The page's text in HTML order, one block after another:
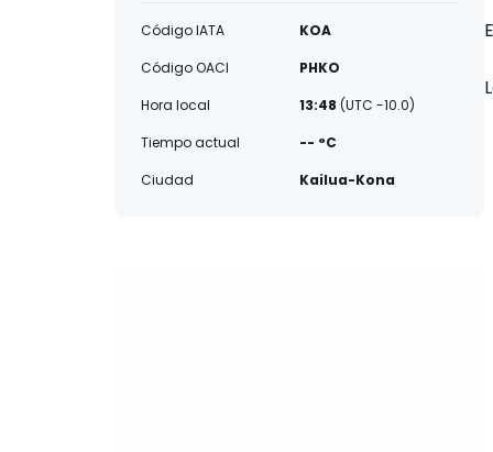
Código IATA
KOA
Código OACI
PHKO
Hora local
13:48 (UTC -10.0)
Tiempo actual
-- °C
Ciudad
Kailua-Kona